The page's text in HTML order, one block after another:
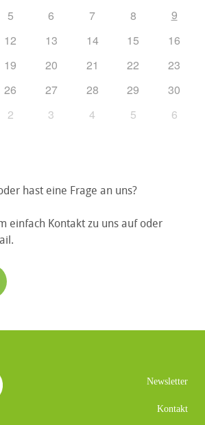
5 6 7 8
9
12 13 14 15
16
19 20 21 22
23
26 27 28 29
30
2 3 4 5 6
hast eine Frage an uns?
einfach Kontakt zu uns auf oder
Newsletter
Kontakt